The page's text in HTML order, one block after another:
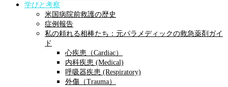
学びと考察
米国病院前救護の歴史
症例報告
私の頼れる相棒たち：元パラメディックの救急薬剤ガイ
ド
心疾患（Cardiac）
内科疾患 (Medical)
呼吸器疾患 (Respiratory)
外傷（Trauma）